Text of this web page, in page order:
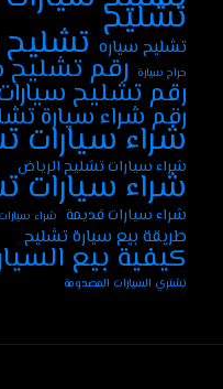
تشليح
تشليح سياره
حراج سيارة رقم تشليح
رقم تشليح
رقم شراء سيارة
شراء سيارات
شراء سيارات تشليح الرياض
شراء سيارات
شراء سيارات قديمة شراء
طريقة بيع سيارة تشليح
كيفية بيع
نشتري السيارات المصدومة